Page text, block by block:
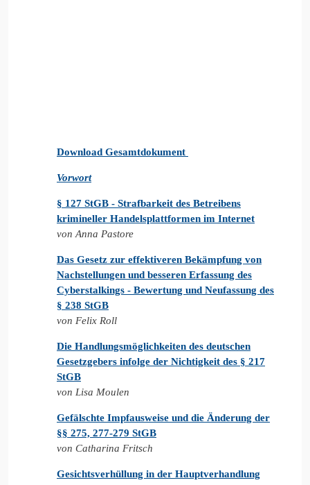
Download Gesamtdokument
Vorwort
§ 127 StGB - Strafbarkeit des Betreibens
krimineller Handelsplattformen im Internet
von Anna Pastore
Das Gesetz zur effektiveren Bekämpfung von
Nachstellungen und besseren Erfassung des
Cyberstalkings - Bewertung und Neufassung des
§ 238 StGB
von Felix Roll
Die Handlungsmöglichkeiten des deutschen
Gesetzgebers infolge der Nichtigkeit des § 217
StGB
von Lisa Moulen
Gefälschte Impfausweise und die Änderung der
§§ 275, 277-279 StGB
von Catharina Fritsch
Gesichtsverhüllung in der Hauptverhandlung